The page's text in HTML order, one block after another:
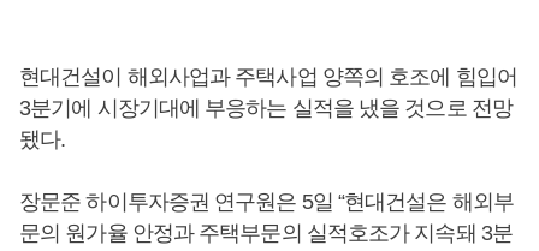
현대건설이 해외사업과 주택사업 양쪽의 호조에 힘입어
3분기에 시장기대에 부응하는 실적을 냈을 것으로 전망
됐다.
장문준 하이투자증권 연구원은 5일 “현대건설은 해외부
문의 원가율 안정과 주택부문의 실적호조가 지속돼 3분